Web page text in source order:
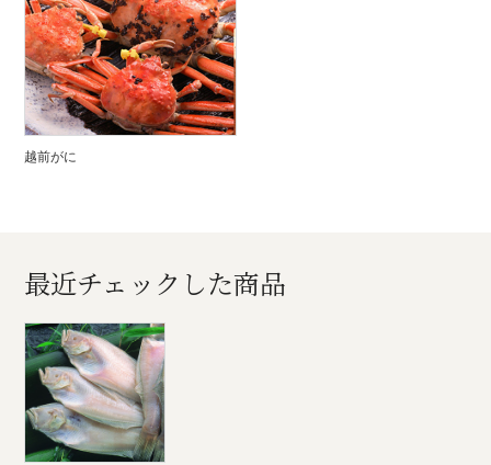
越前がに
最近チェックした商品